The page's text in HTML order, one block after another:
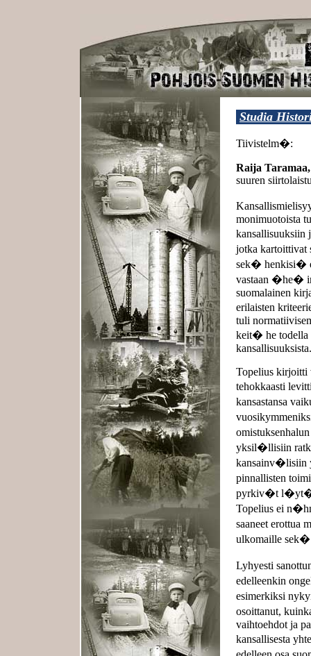
Studia
Tiivistelm�:
Raija Taramaa,
suuren
monimuotoista
jotka kartoittivat
sek� henkisi�
vastaan �he�
suomalainen
erilaisten
tuli
keit� he todella
kansallisuuksista.
Topelius kirjoitti
tehokkaasti
kansastansa
yksil�llisiin
kansainv�lisiin
pinnallisten
pyrkiv�t
Topelius ei
saaneet erottua
ulkomaille sek�
Lyhyesti
edelleenkin
esimerkiksi
osoittanut,
vaihtoehdot ja
kansallisesta